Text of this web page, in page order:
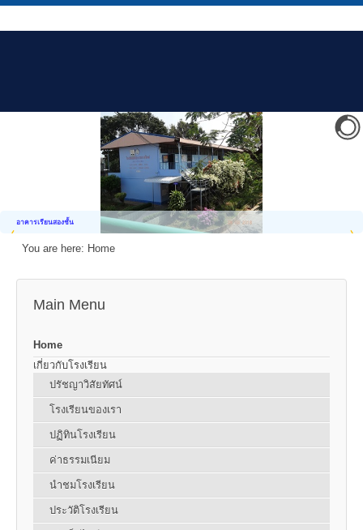
อาคารเรียนสองชั้น
You are here: Home
Main Menu
Home
เกี่ยวกับโรงเรียน
ปรัชญาวิสัยทัศน์
โรงเรียนของเรา
ปฏิทินโรงเรียน
ค่าธรรมเนียม
นำชมโรงเรียน
ประวัติโรงเรียน